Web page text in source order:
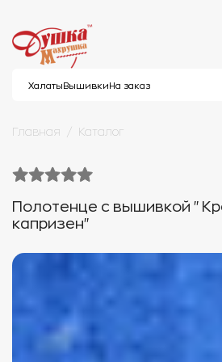
Халаты Вышивки На заказ
Главная Каталог
Полотенце с вышивкой
капризен"